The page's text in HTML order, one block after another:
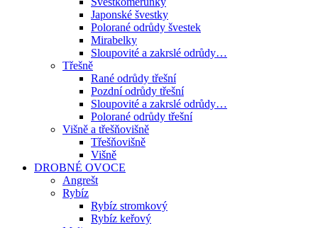
Japonské švestky
Polorané odrůdy švestek
Mirabelky
Sloupovité a zakrslé odrůdy…
Třešně
Rané odrůdy třešní
Pozdní odrůdy třešní
Sloupovité a zakrslé odrůdy…
Polorané odrůdy třešní
Višně a třešňovišně
Třešňovišně
Višně
DROBNÉ OVOCE
Angrešt
Rybíz
Rybíz stromkový
Rybíz keřový